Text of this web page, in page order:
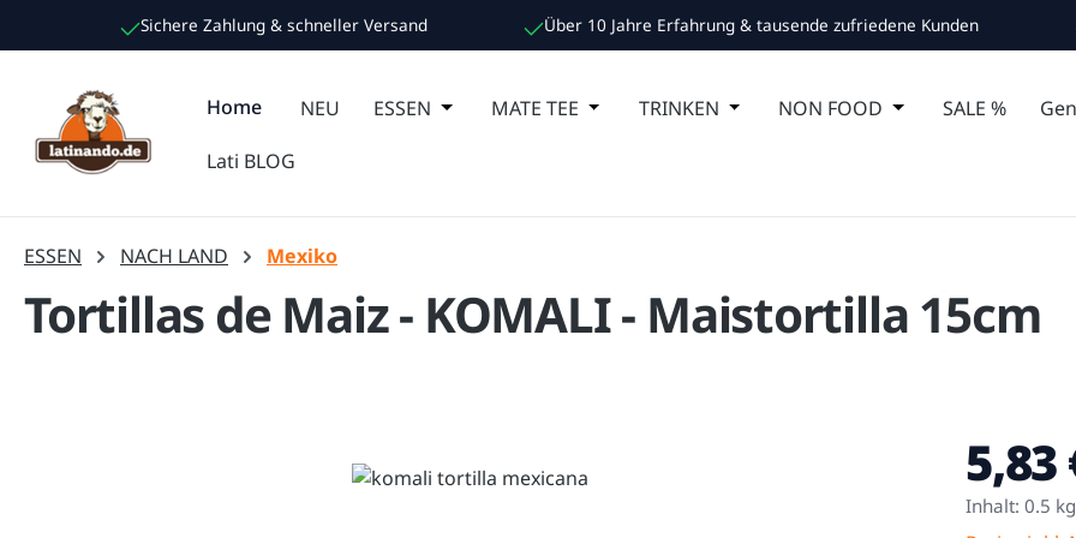
Hauptinhalt springen
Zur Suche springen
Zur Hauptnavigation springen
Sichere Zahlung & schneller Versand Über 10 Jahre Erfahrung & tausende zufriedene Kunden
Home NEU ESSEN Öffne oder Schließe das Dropdown der Kategorie ESSEN
MATE TEE Öffne oder Schließe das Dropdown der Kategorie
TRINKEN Öffne oder Schließe das Dropdown der
NON FOOD Öffne oder Schließe
SALE %
Lati BLOG
ESSEN NACH LAND Mexiko
Tortillas de Maiz - KOMALI - Maistortilla 15cm
Regulärer
5,83
Inhalt: 0.5 kg